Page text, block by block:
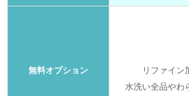
無料オプション
リファイン
水洗い全品やわ